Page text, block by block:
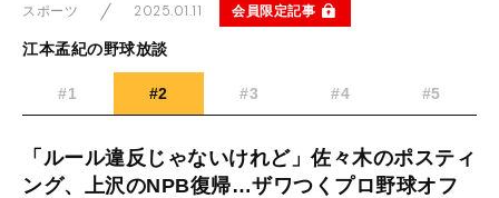
スポーツ 2025.01.11 会員限定記事
江本孟紀の野球放談
#1 #2 #3 #4 #5
「ルール違反じゃないけれど」佐々木のポスティ
ング、上沢のNPB復帰…ザワつくプロ野球オフ